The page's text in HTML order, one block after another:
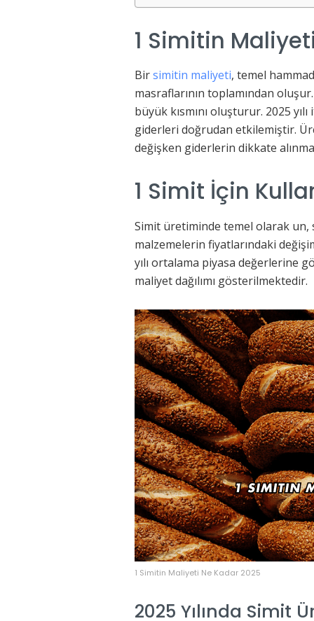
1 Simitin
Birsimitin maliyeti, temel
masraflarının toplamından
büyük kısmını oluşturur. 2025
giderleri doğrudan etkilemiştir.
değişken giderlerin dikkate
1 Simit İçin
Simit üretiminde temel olarak un,
malzemelerin fiyatlarındaki
yılı ortalama piyasa değerlerine
maliyet dağılımı gösterilmektedir.
1 Simitin Maliyeti Ne Kadar 2025
2025 Yılında Simit